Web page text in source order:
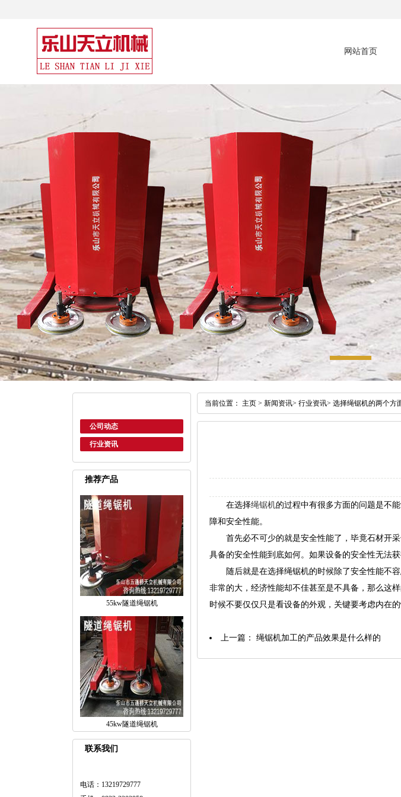
网站首页
公司动态
行业资讯
推荐产品
55kw隧道绳锯机
45kw隧道绳锯机
联系我们
电话：13219729777
当前位置： 主页 > 新闻资讯> 行业资讯> 选择绳锯机的两个方
在选择绳锯机的过程中有很多方面的问题是不
障和安全性能。
首先必不可少的就是安全性能了，毕竟石材开采
具备的安全性能到底如何。如果设备的安全性无法
随后就是在选择绳锯机的时候除了安全性能不容
非常的大，经济性能却不佳甚至是不具备，那么这
时候不要仅仅只是看设备的外观，关键要考虑内在
上一篇： 绳锯机加工的产品效果是什么样的